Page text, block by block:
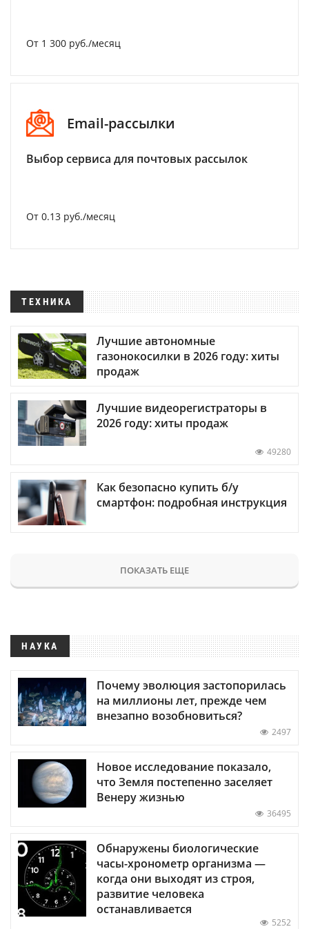
От 1 300 руб./месяц
Email-рассылки
Выбор сервиса для почтовых рассылок
От 0.13 руб./месяц
ТЕХНИКА
Лучшие автономные
газонокосилки в 2026 году: хиты
продаж
Лучшие видеорегистраторы в
2026 году: хиты продаж
49280
Как безопасно купить б/у
смартфон: подробная инструкция
ПОКАЗАТЬ ЕЩЕ
НАУКА
Почему эволюция застопорилась
на миллионы лет, прежде чем
внезапно возобновиться?
2497
Новое исследование показало,
что Земля постепенно заселяет
Венеру жизнью
36495
Обнаружены биологические
часы-хронометр организма —
когда они выходят из строя,
развитие человека
останавливается
5252